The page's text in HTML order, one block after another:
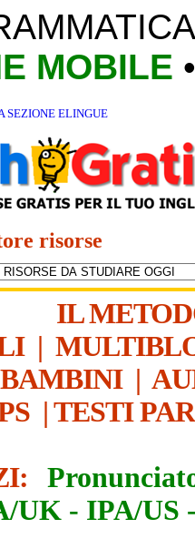
MOBILE
SEZIONE ELINGUE
risorse
IL
|
|
| TESTI
UK - IPA/US